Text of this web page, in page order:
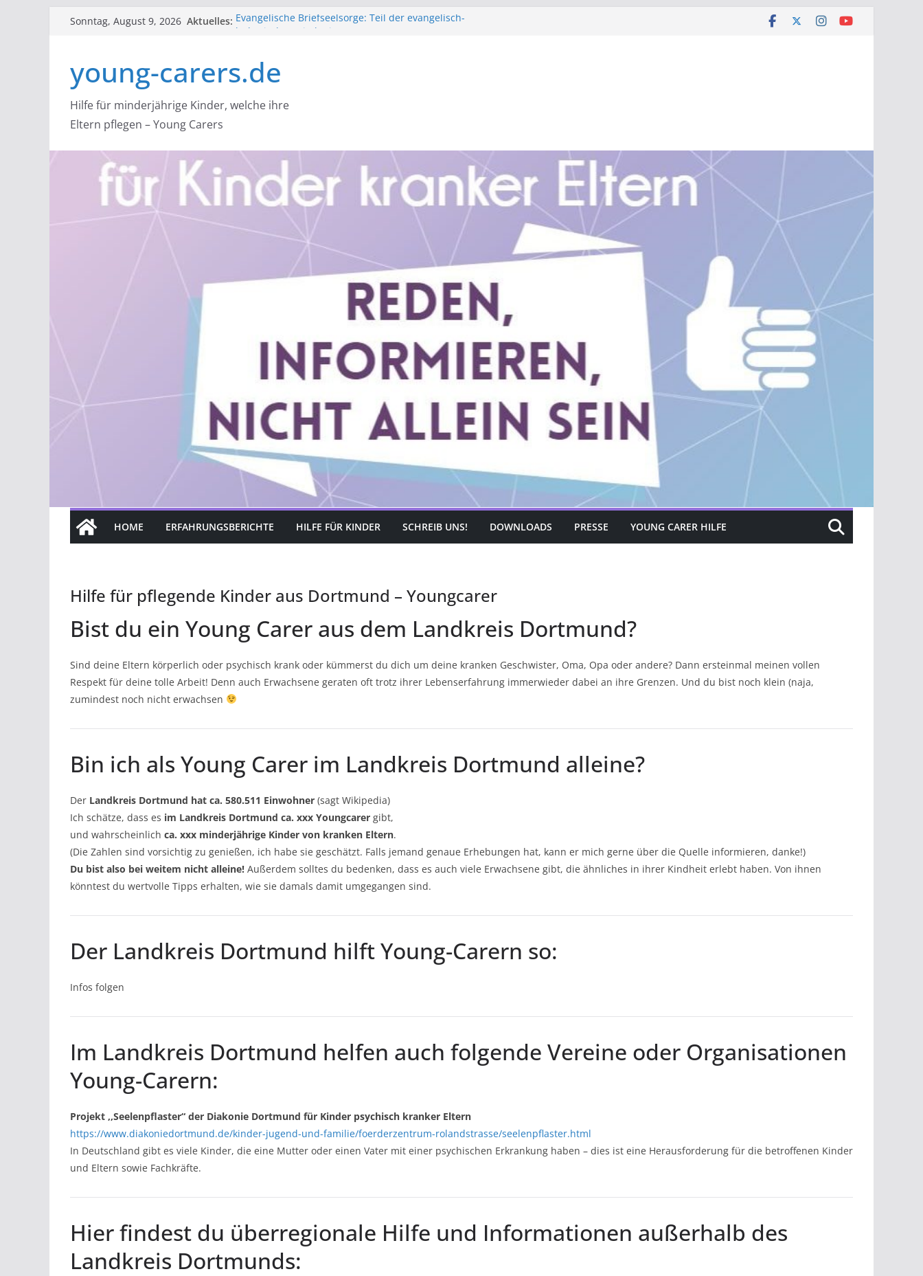
ZumSonntag, August 9, 2026 Aktuelles: Evangelische Briefseelsorge: Teil der evangelisch-
Young Carer Hilfe: Unterstützt Fachkräfte, die Young
Carern helfen
Angehörigen
über einen sicheren, verschlüsselten, anonymen Zugang
mit dem Nacoa-Beratungsteam in Verbindung setzen.
young-carers.de
Hilfe für minderjährige Kinder, welche ihre
Eltern pflegen – Young Carers
HOME ERFAHRUNGSBERICHTE HILFE FÜR KINDER SCHREIB UNS! DOWNLOADS PRESSE YOUNG CARER HILFE
Hilfe für pflegende Kinder aus Dortmund – Youngcarer
Bist du ein Young Carer aus dem Landkreis Dortmund?
Sind deine Eltern körperlich oder psychisch krank oder kümmerst du dich um deine kranken Geschwister, Oma, Opa oder andere? Dann ersteinmal meinen vollen
Respekt für deine tolle Arbeit! Denn auch Erwachsene geraten oft trotz ihrer Lebenserfahrung immerwieder dabei an ihre Grenzen. Und du bist noch klein (naja,
zumindest noch nicht erwachsen
Bin ich als Young Carer im Landkreis Dortmund alleine?
Der Landkreis Dortmund hat ca. 580.511 Einwohner (sagt Wikipedia)
Ich schätze, dass es im Landkreis Dortmund ca. xxx Youngcarer gibt,
und wahrscheinlich ca. xxx minderjährige Kinder von kranken Eltern.
(Die Zahlen sind vorsichtig zu genießen, ich habe sie geschätzt. Falls jemand genaue Erhebungen hat, kann er mich gerne über die Quelle informieren, danke!)
Du bist also bei weitem nicht alleine! Außerdem solltes du bedenken, dass es auch viele Erwachsene gibt, die ähnliches in ihrer Kindheit erlebt haben. Von ihnen
könntest du wertvolle Tipps erhalten, wie sie damals damit umgegangen sind.
Der Landkreis Dortmund hilft Young-Carern so:
Infos folgen
Im Landkreis Dortmund helfen auch folgende Vereine oder Organisationen
Young-Carern:
Projekt ,,Seelenpflaster“ der Diakonie Dortmund für Kinder psychisch kranker Eltern
https://www.diakoniedortmund.de/kinder-jugend-und-familie/foerderzentrum-rolandstrasse/seelenpflaster.html
In Deutschland gibt es viele Kinder, die eine Mutter oder einen Vater mit einer psychischen Erkrankung haben – dies ist eine Herausforderung für die betroffenen Kinder
und Eltern sowie Fachkräfte.
Hier findest du überregionale Hilfe und Informationen außerhalb des
Landkreis Dortmunds: